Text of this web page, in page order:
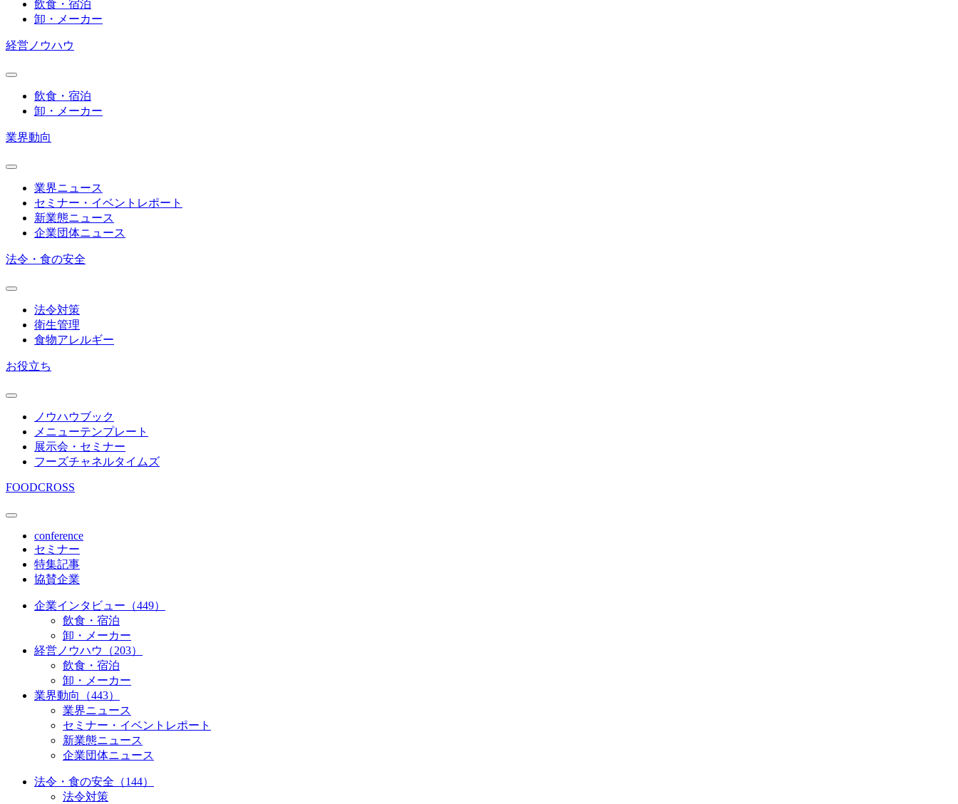
飲食・宿泊
卸・メーカー
経営ノウハウ
飲食・宿泊
卸・メーカー
業界動向
業界ニュース
セミナー・イベントレポート
新業態ニュース
企業団体ニュース
法令・食の安全
法令対策
衛生管理
食物アレルギー
お役立ち
ノウハウブック
メニューテンプレート
展示会・セミナー
フーズチャネルタイムズ
FOODCROSS
conference
セミナー
特集記事
協賛企業
企業インタビュー（449）
飲食・宿泊
卸・メーカー
経営ノウハウ（203）
飲食・宿泊
卸・メーカー
業界動向（443）
業界ニュース
セミナー・イベントレポート
新業態ニュース
企業団体ニュース
法令・食の安全（144）
法令対策